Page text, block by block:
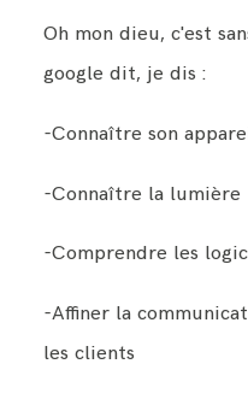
Oh mon dieu, c'est
google dit, je dis :
-Connaître son
-Connaître la lumière
-Comprendre les
-Affiner la
les clients